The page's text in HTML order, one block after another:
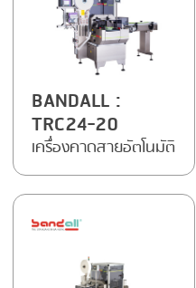
BANDALL :
TRC24-20
เครื่องคาดสายอัตโนมัติ